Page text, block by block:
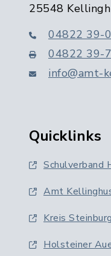
25548
04822 39-0
04822 39-
info@amt-
Quicklinks
Schulverband
Amt
Kreis Steinburg
Holsteiner